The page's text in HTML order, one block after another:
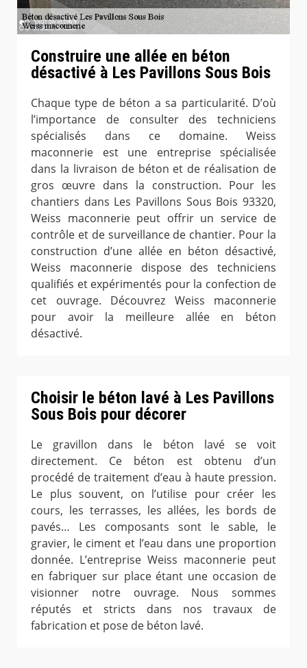
Construire une allée en béton
désactivé à Les Pavillons Sous Bois
Chaque type de béton a sa particularité. D’où
l’importance de consulter des techniciens
spécialisés dans ce domaine. Weiss
maconnerie est une entreprise spécialisée
dans la livraison de béton et de réalisation de
gros œuvre dans la construction. Pour les
chantiers dans Les Pavillons Sous Bois 93320,
Weiss maconnerie peut offrir un service de
contrôle et de surveillance de chantier. Pour la
construction d’une allée en béton désactivé,
Weiss maconnerie dispose des techniciens
qualifiés et expérimentés pour la confection de
cet ouvrage. Découvrez Weiss maconnerie
pour avoir la meilleure allée en béton
désactivé.
Choisir le béton lavé à Les Pavillons
Sous Bois pour décorer
Le gravillon dans le béton lavé se voit
directement. Ce béton est obtenu d’un
procédé de traitement d’eau à haute pression.
Le plus souvent, on l’utilise pour créer les
cours, les terrasses, les allées, les bords de
pavés… Les composants sont le sable, le
gravier, le ciment et l’eau dans une proportion
donnée. L’entreprise Weiss maconnerie peut
en fabriquer sur place étant une occasion de
visionner notre ouvrage. Nous sommes
réputés et stricts dans nos travaux de
fabrication et pose de béton lavé.